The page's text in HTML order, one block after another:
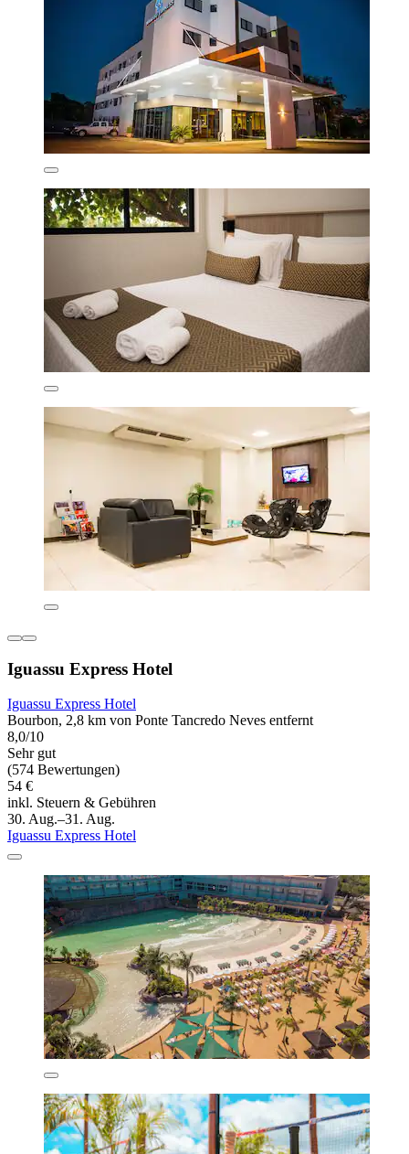
Iguassu Express Hotel
Iguassu Express Hotel
Bourbon, 2,8 km von Ponte Tancredo Neves entfernt
8,0/10
Sehr gut
(574 Bewertungen)
54 €
inkl. Steuern & Gebühren
30. Aug.–31. Aug.
Iguassu Express Hotel